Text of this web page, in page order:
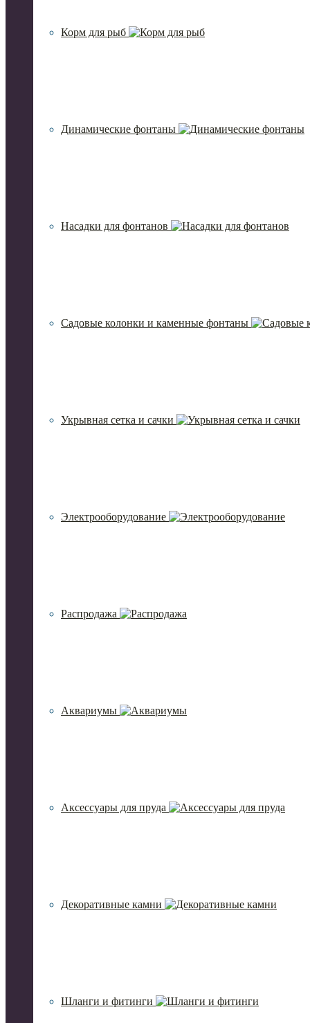
Корм для рыб
Динамические фонтаны
Насадки для фонтанов
Садовые колонки и каменные фонтаны
Укрывная сетка и сачки
Электрооборудование
Распродажа
Аквариумы
Аксессуары для пруда
Декоративные камни
Шланги и фитинги